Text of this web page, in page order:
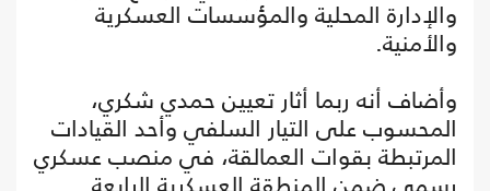
والإدارة المحلية والمؤسسات العسكرية
والأمنية.
وأضاف أنه ربما أثار تعيين حمدي شكري،
المحسوب على التيار السلفي وأحد القيادات
المرتبطة بقوات العمالقة، في منصب عسكري